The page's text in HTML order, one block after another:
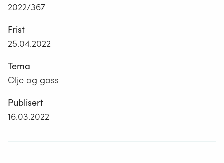
2022/367
Frist
25.04.2022
Tema
Olje og gass
Publisert
16.03.2022